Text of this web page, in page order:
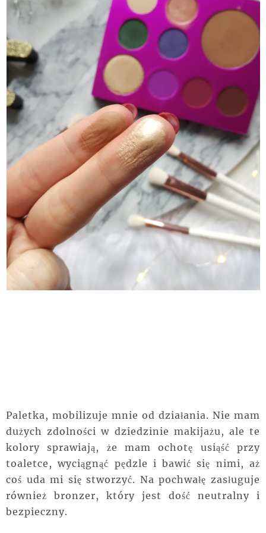
Paletka, mobilizuje mnie od działania. Nie mam
dużych zdolności w dziedzinie makijażu, ale te
kolory sprawiają, że mam ochotę usiąść przy
toaletce, wyciągnąć pędzle i bawić się nimi, aż
coś uda mi się stworzyć. Na pochwałę zasługuje
również bronzer, który jest dość neutralny i
bezpieczny.